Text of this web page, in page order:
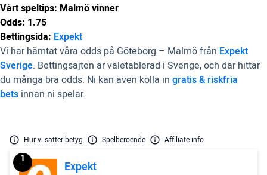
Vårt speltips: Malmö vinner
Odds: 1.75
Bettingsida: Expekt
Vi har hämtat våra odds på Göteborg – Malmö från Expekt
Sverige. Bettingsajten är väletablerad i Sverige, och där hittar
du många bra odds. Ni kan även kolla in gratis & riskfria
bets innan ni spelar.
Hur vi sätter betyg Spelberoende Affiliate info
Expekt
1